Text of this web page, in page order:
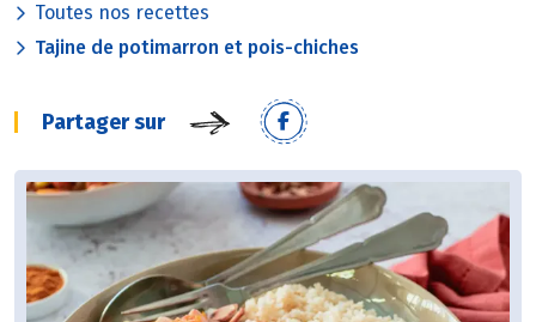
Toutes nos recettes
Tajine de potimarron et pois-chiches
Partager sur